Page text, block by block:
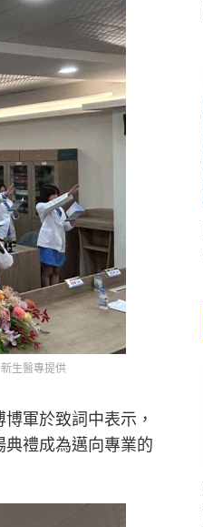
生醫專提供
軍於致詞中表示，
典禮成為邁向專業的